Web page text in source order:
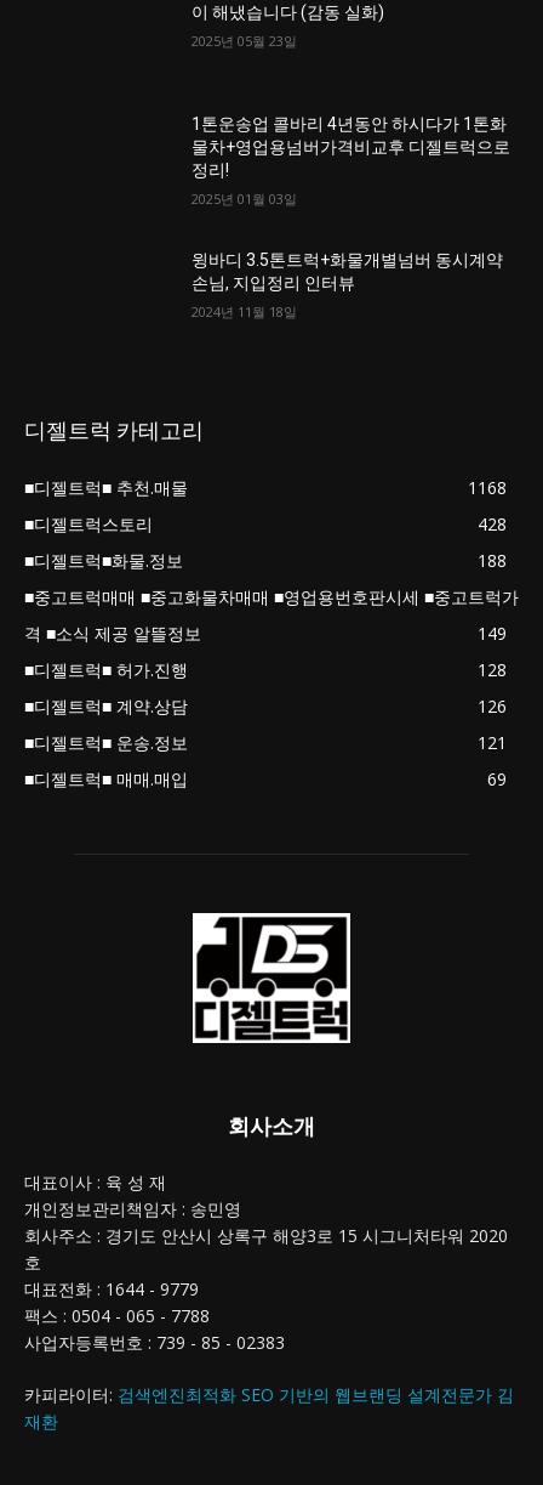
이 해냈습니다 (감동 실화)
2025년 05월 23일
1톤운송업 콜바리 4년동안 하시다가 1톤화
물차+영업용넘버가격비교후 디젤트럭으로
정리!
2025년 01월 03일
윙바디 3.5톤트럭+화물개별넘버 동시계약
손님, 지입정리 인터뷰
2024년 11월 18일
디젤트럭 카테고리
■디젤트럭■ 추천.매물
1168
■디젤트럭스토리
428
■디젤트럭■화물.정보
188
■중고트럭매매 ■중고화물차매매 ■영업용번호판시세 ■중고트럭가
격 ■소식 제공 알뜰정보
149
■디젤트럭■ 허가.진행
128
■디젤트럭■ 계약.상담
126
■디젤트럭■ 운송.정보
121
■디젤트럭■ 매매.매입
69
회사소개
대표이사 : 육 성 재
개인정보관리책임자 : 송민영
회사주소 : 경기도 안산시 상록구 해양3로 15 시그니처타워 2020
호
대표전화 : 1644 - 9779
팩스 : 0504 - 065 - 7788
사업자등록번호 : 739 - 85 - 02383
카피라이터: 검색엔진최적화 SEO 기반의 웹브랜딩 설계전문가 김
재환